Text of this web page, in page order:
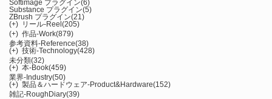
Softimage プラグイン(6)
Substance プラグイン(5)
ZBrush プラグイン(21)
(+) リール-Reel(205)
(+) 作品-Work(879)
参考資料-Reference(38)
(+) 技術-Technology(428)
未分類(32)
(+) 本-Book(459)
業界-Industry(50)
(+) 製品＆ハードウェア-Product&Hardware(152)
雑記-RoughDiary(39)